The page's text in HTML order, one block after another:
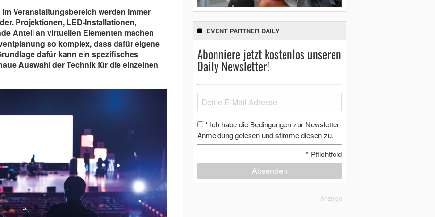
Veranstaltungsbereich werden immer
Projektionen, LED-Installationen,
Anteil an virtuellen Elementen machen
so komplex, dass dafür eigene
dafür kann ein spezifisches
Auswahl der Technik für die einzelnen
EVENT PARTNER DAILY
Abonniere jetzt kostenlos unseren
Daily Newsletter!
* Ich habe die Bedingungen zur Newsletter-
Anmeldung gelesen und stimme diesen zu.
* Pflichtfeld
Absenden
Anzeige